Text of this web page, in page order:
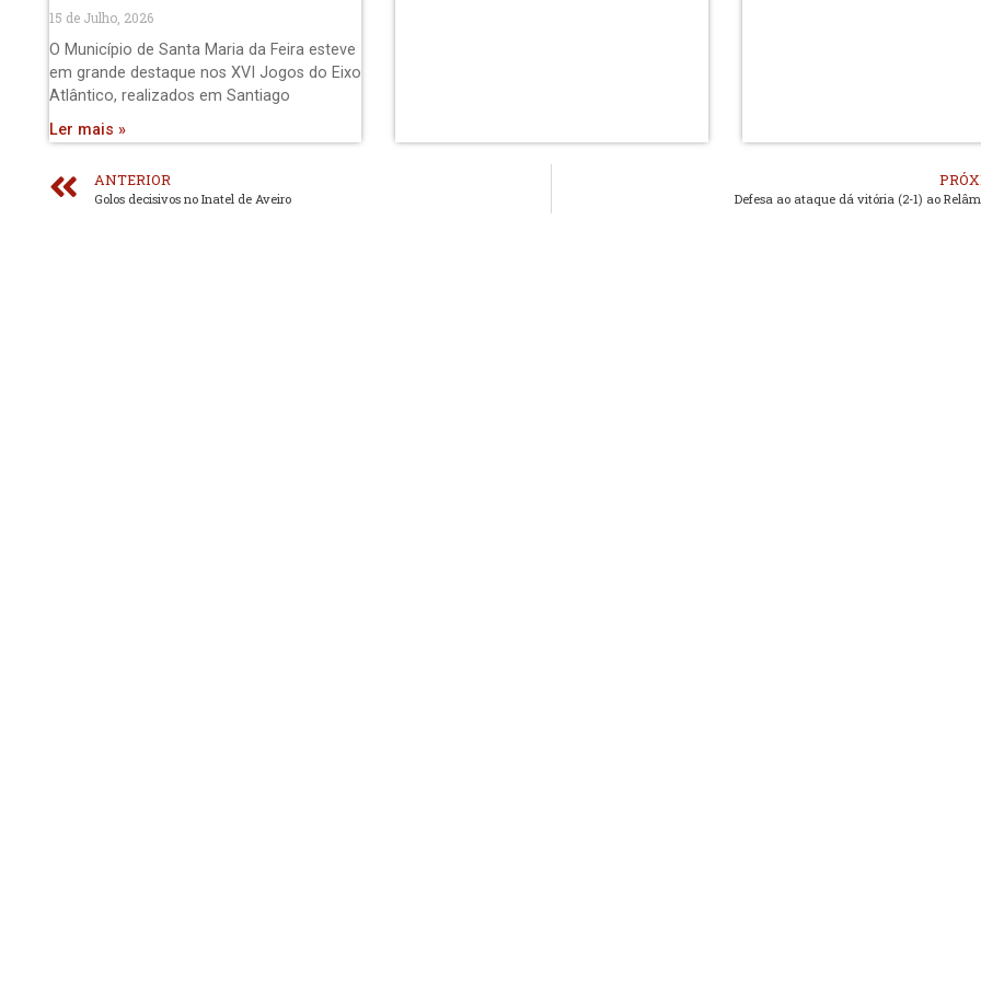
15 de Julho, 2026
O Município de Santa Maria da Feira esteve
em grande destaque nos XVI Jogos do Eixo
Atlântico, realizados em Santiago
Ler mais »
ANTERIOR
Golos decisivos no Inatel de Aveiro Defesa ao ataque dá vitória (2-1) ao